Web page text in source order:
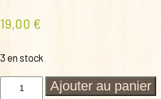
19,00 €
3 en stock
quantité
Ajouter au panier